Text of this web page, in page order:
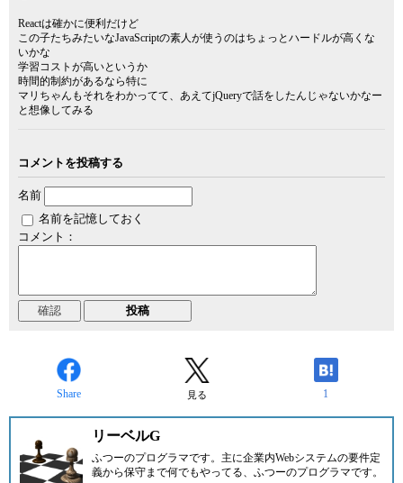
Reactは確かに便利だけど
この子たちみたいなJavaScriptの素人が使うのはちょっとハードルが高くな
いかな
学習コストが高いというか
時間的制約があるなら特に
マリちゃんもそれをわかってて、あえてjQueryで話をしたんじゃないかなー
と想像してみる
コメントを投稿する
名前
名前を記憶しておく
コメント：
Share 見る 1
リーベルG
ふつーのプログラマです。主に企業内Webシステムの要件定
義から保守まで何でもやってる、ふつーのプログラマです。